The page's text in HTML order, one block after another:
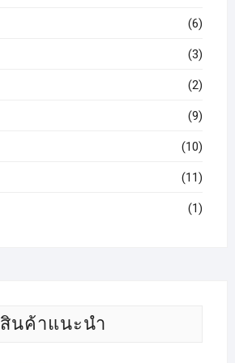
(6)
(3)
(2)
(9)
(10)
(11)
(1)
สินค้าแนะนำ